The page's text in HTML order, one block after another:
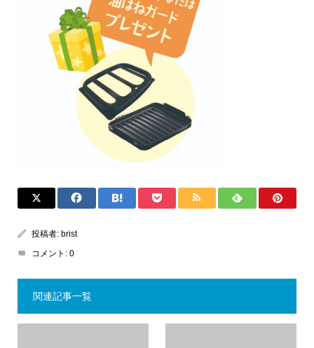
投稿者: brist
コメント: 0
関連記事一覧